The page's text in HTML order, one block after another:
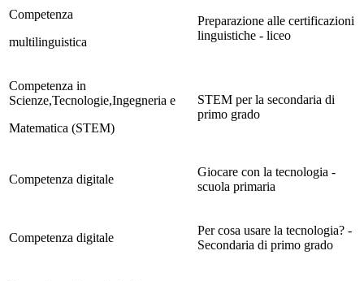
Competenza
multilinguistica
Preparazione alle certificazioni
linguistiche - liceo
Competenza in
Scienze,Tecnologie,Ingegneria e
Matematica (STEM)
STEM per la secondaria di
primo grado
Competenza digitale
Giocare con la tecnologia -
scuola primaria
Competenza digitale
Per cosa usare la tecnologia? -
Secondaria di primo grado